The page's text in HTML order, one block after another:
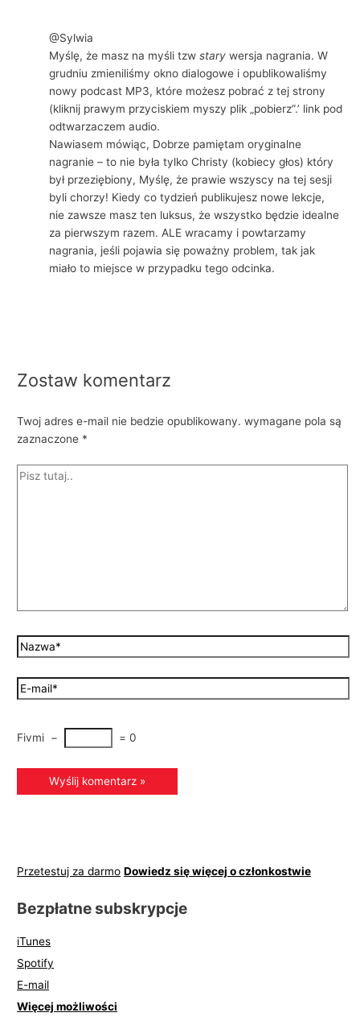
@Sylwia
Myślę, że masz na myśli tzwstary wersja nagrania. W
grudniu zmieniliśmy okno dialogowe i opublikowaliśmy
nowy podcast MP3, które możesz pobrać z tej strony
(kliknij prawym przyciskiem myszy plik „pobierz”.’ link pod
odtwarzaczem audio.
Nawiasem mówiąc, Dobrze pamiętam oryginalne
nagranie – to nie była tylko Christy (kobiecy głos) który
był przeziębiony, Myślę, że prawie wszyscy na tej sesji
byli chorzy! Kiedy co tydzień publikujesz nowe lekcje,
nie zawsze masz ten luksus, że wszystko będzie idealne
za pierwszym razem. ALE wracamy i powtarzamy
nagrania, jeśli pojawia się poważny problem, tak jak
miało to miejsce w przypadku tego odcinka.
Zostaw komentarz
Twoj adres e-mail nie bedzie opublikowany. wymagane pola są
zaznaczone *
Fivmi − = 0
Przetestuj za darmo Dowiedz się więcej o członkostwie
Bezpłatne subskrypcje
iTunes
Spotify
E-mail
Więcej możliwości